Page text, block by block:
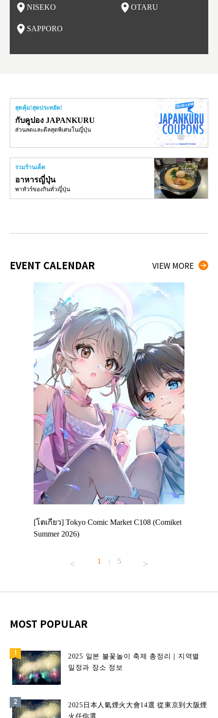
เล NISEKO OTARU
SAPPORO
สุดคุ้ม!สุดประหยัด!
กับคูปอง JAPANKURU
ส่วนลดและดีลสุดพิเศษในญี่ปุ่น
รวมร้านเด็ด
อาหารญี่ปุ่น
พาทัวร์ของกินทั่วญี่ปุ่น
EVENT CALENDAR VIEW MORE
[โตเกียว] Tokyo Comic Market C108 (Comiket
Summer 2026)
1 | 5
MOST POPULAR
2025 일본 불꽃놀이 축제 총정리｜지역별
일정과 장소 정보
2025日本人氣煙火大會14選 從東京到大阪煙
火任你選